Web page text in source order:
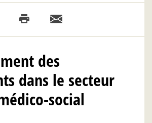
des
dans le secteur
social